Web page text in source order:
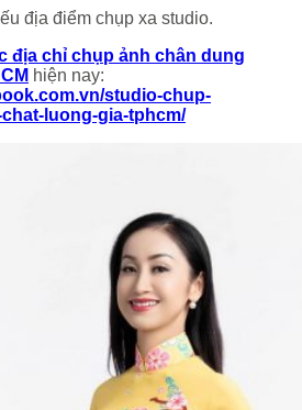
địa điểm chụp xa studio.
địa chỉ chụp ảnh chân dung
hiện nay:
studio-chup-
luong-gia-tphcm/